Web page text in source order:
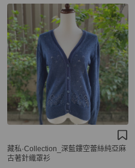
藏私·Collection_深藍鏤空蕾絲純亞麻
古著針織罩衫